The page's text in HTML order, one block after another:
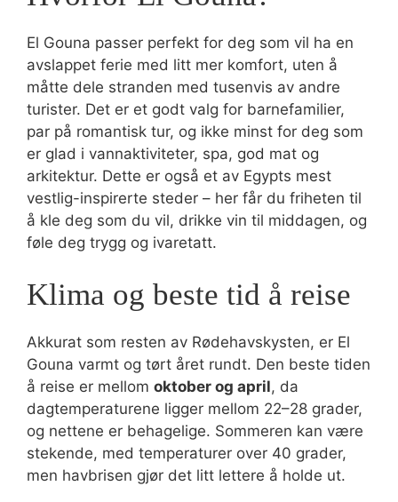
El Gouna passer perfekt for deg som vil ha en
avslappet ferie med litt mer komfort, uten å
måtte dele stranden med tusenvis av andre
turister. Det er et godt valg for barnefamilier,
par på romantisk tur, og ikke minst for deg som
er glad i vannaktiviteter, spa, god mat og
arkitektur. Dette er også et av Egypts mest
vestlig-inspirerte steder – her får du friheten til
å kle deg som du vil, drikke vin til middagen, og
føle deg trygg og ivaretatt.
Klima og beste tid å reise
Akkurat som resten av Rødehavskysten, er El
Gouna varmt og tørt året rundt. Den beste tiden
å reise er mellom oktober og april, da
dagtemperaturene ligger mellom 22–28 grader,
og nettene er behagelige. Sommeren kan være
stekende, med temperaturer over 40 grader,
men havbrisen gjør det litt lettere å holde ut.